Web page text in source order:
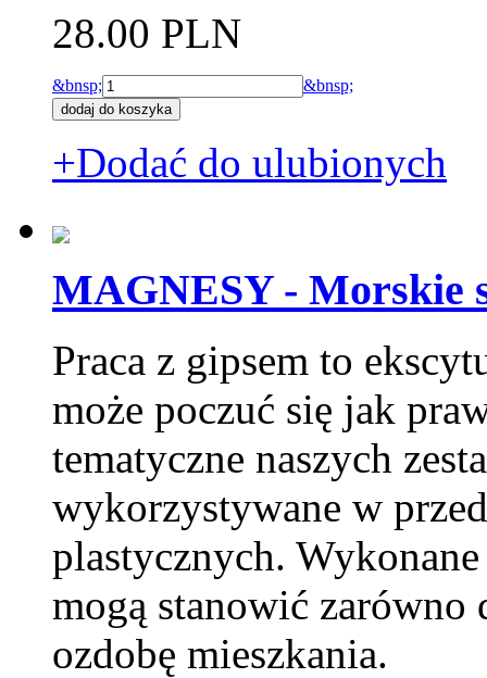
28.00 PLN
&bnsp; &bnsp;
+Dodać do ulubionych
MAGNESY - Morskie
Praca z gipsem to
może poczuć się jak
tematyczne naszych
wykorzystywane w
plastycznych.
mogą stanowić zarówno
ozdobę mieszkania.